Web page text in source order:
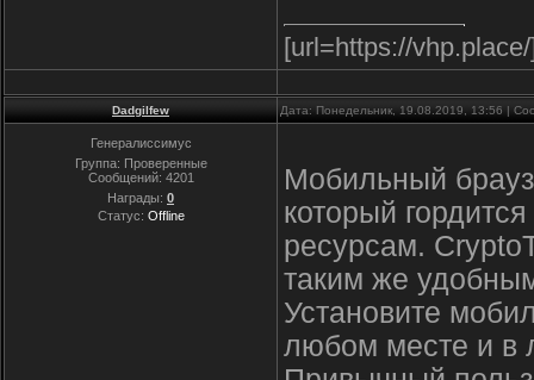
[url=https://
Dadgilfew Дата: Понедельник, 19.08.2019, 13:56 |
Генералиссимус
Группа: Проверенные
Сообщений: 4201
Награды: 0
Статус: Offline
Мобильный
который
ресурсам.
таким же
Установите
любом месте и в